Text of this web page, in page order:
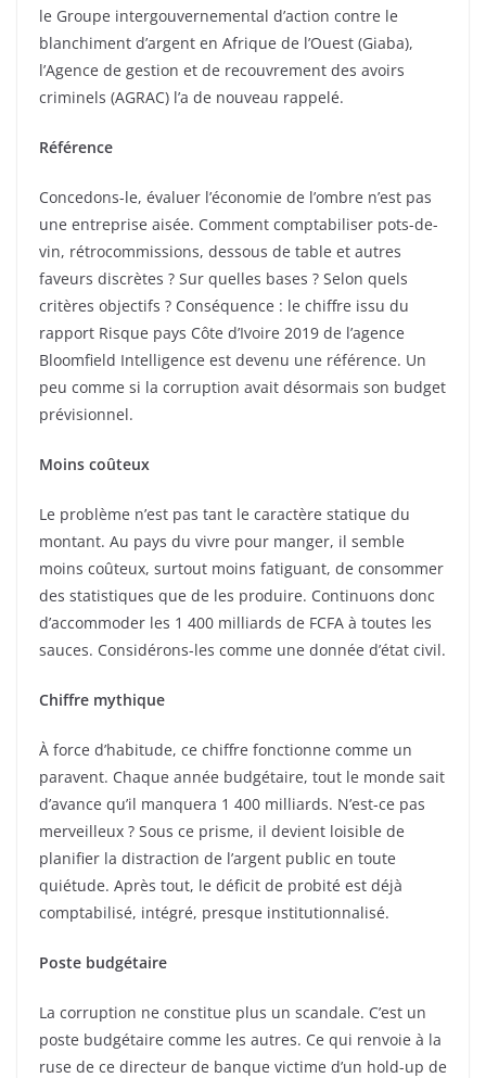
le Groupe intergouvernemental d’action contre le
blanchiment d’argent en Afrique de l’Ouest (Giaba),
l’Agence de gestion et de recouvrement des avoirs
criminels (AGRAC) l’a de nouveau rappelé.
Référence
Concedons-le, évaluer l’économie de l’ombre n’est pas
une entreprise aisée. Comment comptabiliser pots-de-
vin, rétrocommissions, dessous de table et autres
faveurs discrètes ? Sur quelles bases ? Selon quels
critères objectifs ? Conséquence : le chiffre issu du
rapport Risque pays Côte d’Ivoire 2019 de l’agence
Bloomfield Intelligence est devenu une référence. Un
peu comme si la corruption avait désormais son budget
prévisionnel.
Moins coûteux
Le problème n’est pas tant le caractère statique du
montant. Au pays du vivre pour manger, il semble
moins coûteux, surtout moins fatiguant, de consommer
des statistiques que de les produire. Continuons donc
d’accommoder les 1 400 milliards de FCFA à toutes les
sauces. Considérons-les comme une donnée d’état civil.
Chiffre mythique
À force d’habitude, ce chiffre fonctionne comme un
paravent. Chaque année budgétaire, tout le monde sait
d’avance qu’il manquera 1 400 milliards. N’est-ce pas
merveilleux ? Sous ce prisme, il devient loisible de
planifier la distraction de l’argent public en toute
quiétude. Après tout, le déficit de probité est déjà
comptabilisé, intégré, presque institutionnalisé.
Poste budgétaire
La corruption ne constitue plus un scandale. C’est un
poste budgétaire comme les autres. Ce qui renvoie à la
ruse de ce directeur de banque victime d’un hold-up de